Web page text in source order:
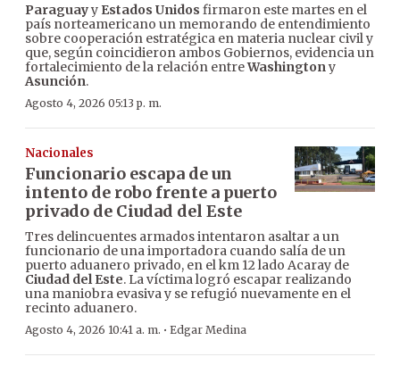
Paraguayy Estados Unidos firmaron este martes en el
país norteamericano un memorando de entendimiento
sobre cooperación estratégica en materia nuclear civil y
que, según coincidieron ambos Gobiernos, evidencia un
fortalecimiento de la relación entreWashingtony
Asunción.
Agosto 4, 2026 05:13 p. m.
Nacionales
Funcionario escapa de un
intento de robo frente a puerto
privado de Ciudad del Este
Tres delincuentes armados intentaron asaltar a un
funcionario de una importadora cuando salía de un
puerto aduanero privado, en el km 12 lado Acaray de
Ciudad del Este. La víctima logró escapar realizando
una maniobra evasiva y se refugió nuevamente en el
recinto aduanero.
Agosto 4, 2026 10:41 a. m. · Edgar Medina